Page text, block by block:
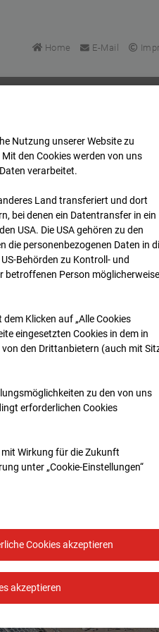
Home E-Mail
08 16:30
Nutzung unserer Website zu
den Cookies werden von uns
verarbeitet.
Land transferiert und dort
bei denen ein Datentransfer in ein
USA. Die USA gehören zu den
die personenbezogenen Daten in
Behörden zu Kontroll- und
betroffenen Person möglicherweise
Klicken auf „Alle Cookies
eingesetzten Cookies in dem in
den Drittanbietern (auch mit
zu den von uns
erforderlichen Cookies
Wirkung für die Zukunft
unter „Cookie-Einstellungen“
Cookies akzeptieren
akzeptieren